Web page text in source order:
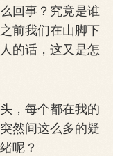
回事？究竟是谁
前我们在山脚下
的话，这又是怎
，每个都在我的
然间这么多的疑
呢？